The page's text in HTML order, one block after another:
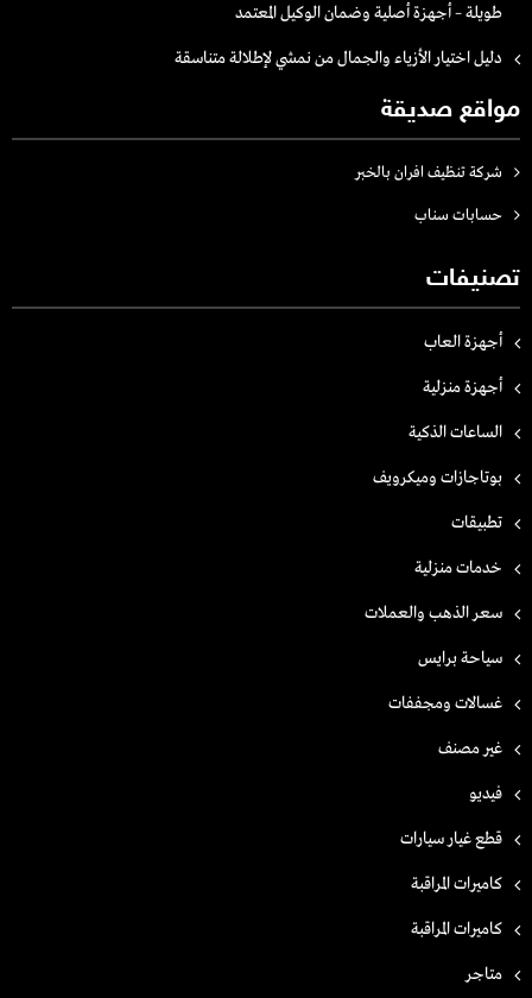
طويلة – أجهزة أصلية وضمان الوكيل المعتمد
دليل اختيار الأزياء والجمال من نمشي لإطلالة متناسقة
مواقع صديقة
شركة تنظيف افران بالخبر
حسابات سناب
تصنيفات
أجهزة العاب
أجهزة منزلية
الساعات الذكية
بوتاجازات وميكرويف
تطبيقات
خدمات منزلية
سعر الذهب والعملات
سياحة برايس
غسالات ومجففات
غير مصنف
فيديو
قطع غيار سيارات
كاميرات المراقبة
كاميرات المراقبة
متاجر